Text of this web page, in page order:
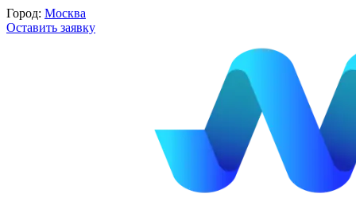
Город: Москва
Оставить заявку